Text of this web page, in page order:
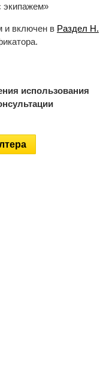
экипажем»
и включен в Раздел H.
использования